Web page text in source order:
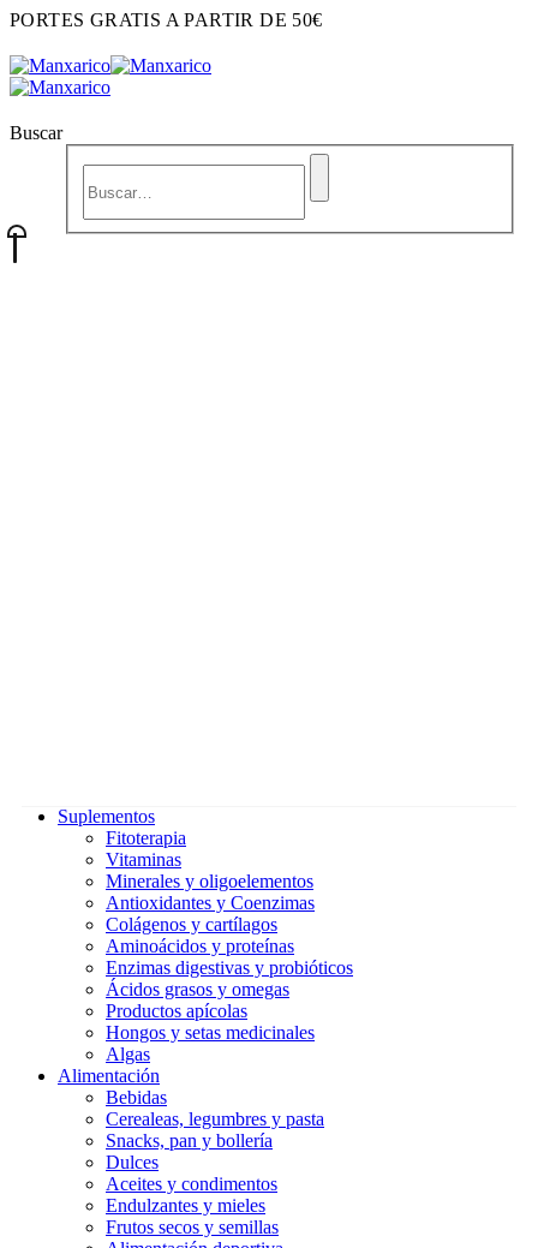
PORTES GRATIS A PARTIR DE 50€
Buscar
Suplementos
Fitoterapia
Vitaminas
Minerales y oligoelementos
Antioxidantes y Coenzimas
Colágenos y cartílagos
Aminoácidos y proteínas
Enzimas digestivas y probióticos
Ácidos grasos y omegas
Productos apícolas
Hongos y setas medicinales
Algas
Alimentación
Bebidas
Cerealeas, legumbres y pasta
Snacks, pan y bollería
Dulces
Aceites y condimentos
Endulzantes y mieles
Frutos secos y semillas